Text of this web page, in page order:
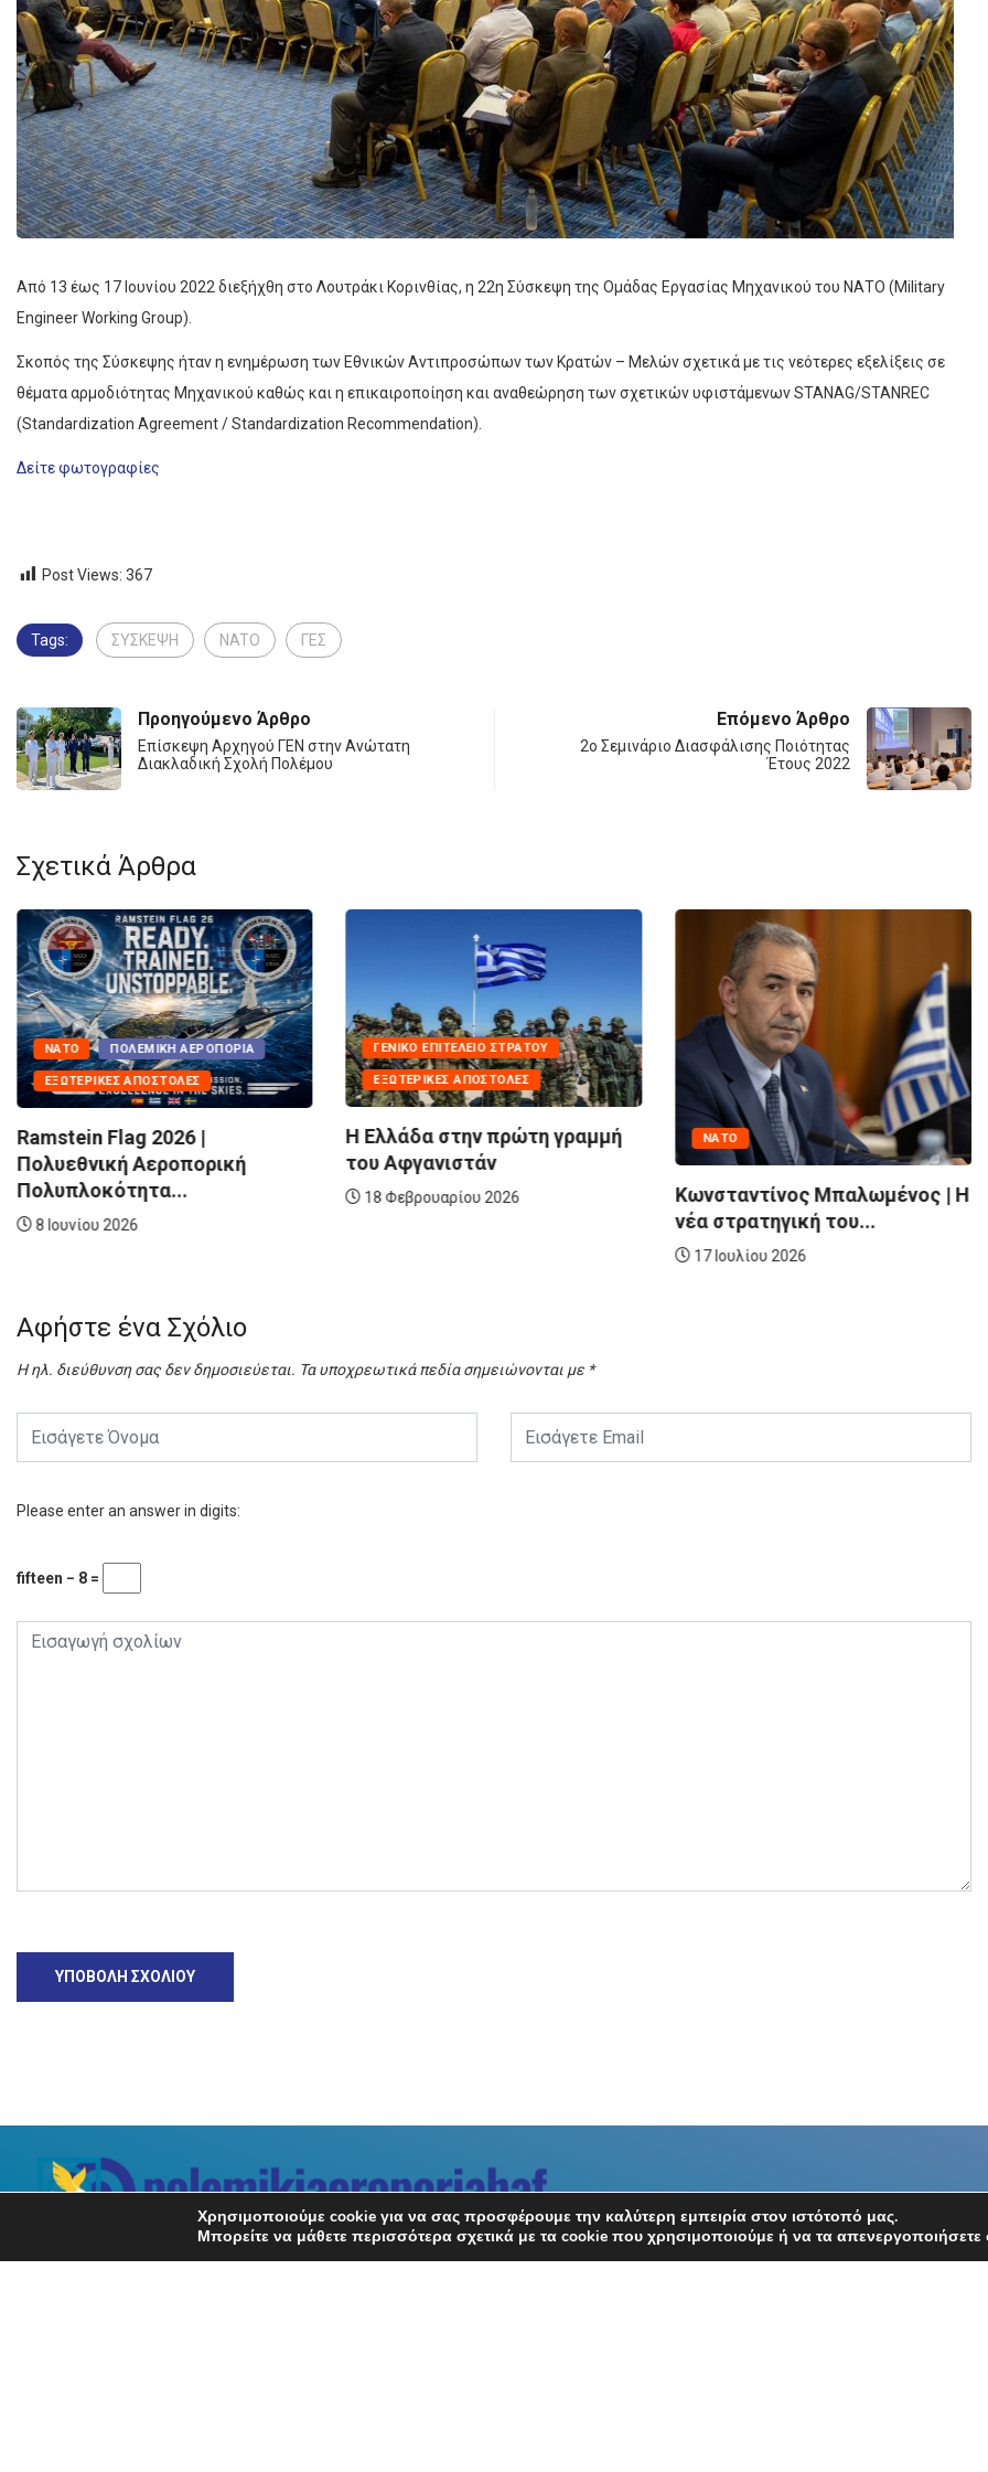
Από 13 έως 17 Ιουνίου 2022 διεξήχθη στο Λουτράκι Κορινθίας, η 22η Σύσκεψη της Ομάδας Εργασίας Μηχανικού του ΝΑΤΟ (Military
Engineer Working Group).
Σκοπός της Σύσκεψης ήταν η ενημέρωση των Εθνικών Αντιπροσώπων των Κρατών – Μελών σχετικά με τις νεότερες εξελίξεις σε
θέματα αρμοδιότητας Μηχανικού καθώς και η επικαιροποίηση και αναθεώρηση των σχετικών υφιστάμενων STANAG/STANREC
(Standardization Agreement / Standardization Recommendation).
Δείτε φωτογραφίες
Post Views: 367
Tags: ΣΥΣΚΕΨΗ NATO ΓΕΣ
Προηγούμενο Άρθρο
Επίσκεψη Αρχηγού ΓΕΝ στην Ανώτατη
Διακλαδική Σχολή Πολέμου
Επόμενο Άρθρο
2ο Σεμινάριο Διασφάλισης Ποιότητας
Έτους 2022
Σχετικά Άρθρα
ΝΑΤΟ ΠΟΛΕΜΙΚΉ ΑΕΡΟΠΟΡΊΑ
ΕΞΩΤΕΡΙΚΈΣ ΑΠΟΣΤΟΛΈΣ
Ramstein Flag 2026 |
Πολυεθνική Αεροπορική
Πολυπλοκότητα...
8 Ιουνίου 2026
ΓΕΝΙΚΌ ΕΠΙΤΕΛΕΊΟ ΣΤΡΑΤΟΎ
ΕΞΩΤΕΡΙΚΈΣ ΑΠΟΣΤΟΛΈΣ
Η Ελλάδα στην πρώτη γραμμή
του Αφγανιστάν
18 Φεβρουαρίου 2026
ΝΑΤΟ
Κωνσταντίνος Μπαλωμένος | Η
νέα στρατηγική του...
17 Ιουλίου 2026
Αφήστε ένα Σχόλιο
Η ηλ. διεύθυνση σας δεν δημοσιεύεται. Τα υποχρεωτικά πεδία σημειώνονται με *
Please enter an answer in digits:
fifteen − 8 =
Χρησιμοποιούμε cookie για να σας προσφέρουμε την καλύτερη εμπειρία στον ιστότοπό μας.
Μπορείτε να μάθετε περισσότερα σχετικά με τα cookie που χρησιμοποιούμε ή να τα απενεργοποιήσετε